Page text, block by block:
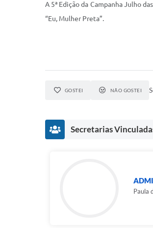
A 5ª Edição da Campanha Julho
“Eu, Mulher Preta”.
GOSTEI NÃO GOSTEI
Secretarias
Paula